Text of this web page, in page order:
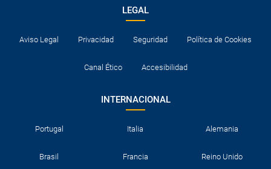
LEGAL
Aviso Legal Privacidad Seguridad Política de Cookies
Canal Ético Accesibilidad
INTERNACIONAL
Portugal Italia Alemania
Brasil Francia Reino Unido